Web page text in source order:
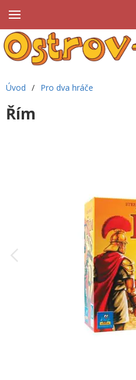
Úvod / Pro dva hráče
Řím